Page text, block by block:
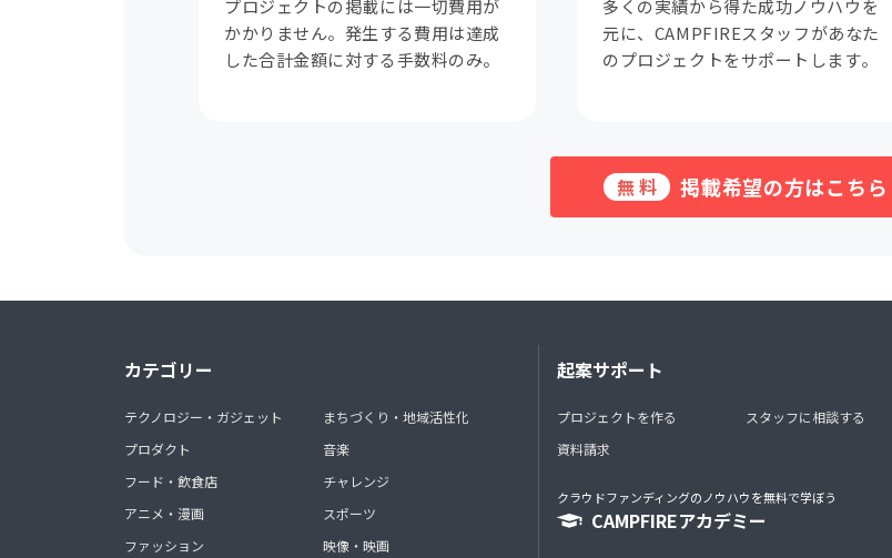
プロジェクトの掲載には一切費用が
かかりません。発生する費用は達成
した合計金額に対する手数料のみ。
多くの実績から得た成功ノウハウを
元に、CAMPFIREスタッフがあなた
のプロジェクトをサポートします。
無料 掲載希望の方はこちら
カテゴリー
テクノロジー・ガジェット
プロダクト
フード・飲食店
アニメ・漫画
ファッション
まちづくり・地域活性化
音楽
チャレンジ
スポーツ
映像・映画
起案サポート
プロジェクトを作る
資料請求
スタッフに相談する
クラウドファンディングのノウハウを無料で学ぼう
CAMPFIREアカデミー